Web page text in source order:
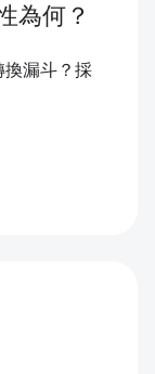
為何？
換漏斗？採